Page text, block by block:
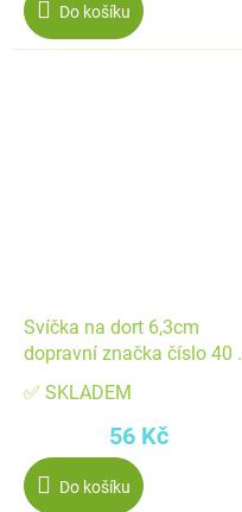
Do košíku
Svíčka na dort 6,3cm
dopravní značka číslo 40 -
Dekora
✅ SKLADEM
56 Kč
Do košíku